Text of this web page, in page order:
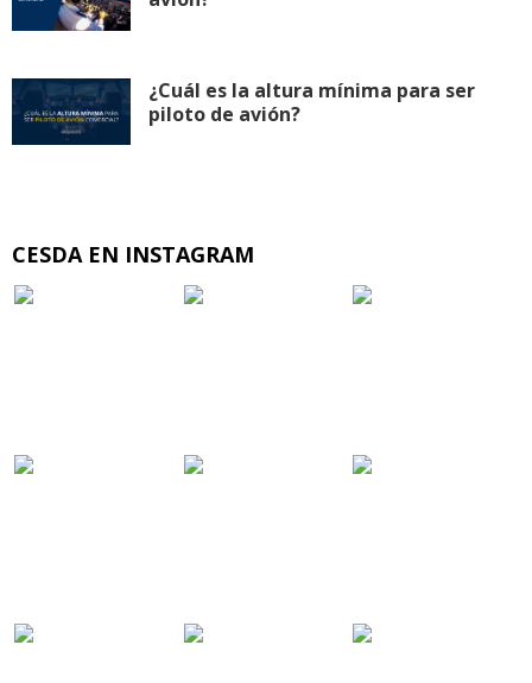
¿Cuál es la altura mínima para ser
piloto de avión?
CESDA EN INSTAGRAM